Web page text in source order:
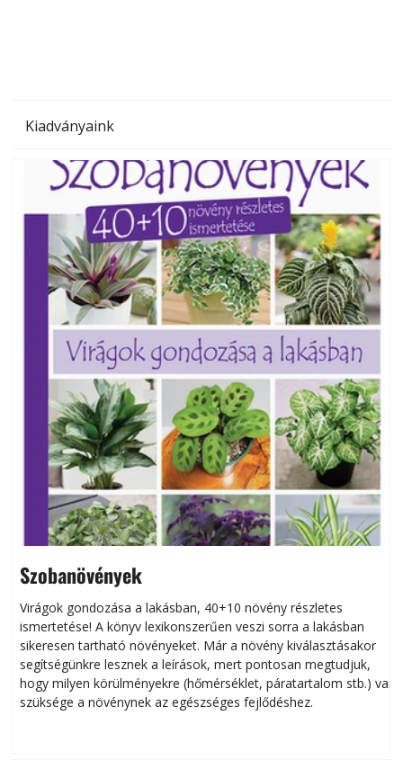
Kiadványaink
Szobanövények
Virágok gondozása a lakásban, 40+10 növény részletes
ismertetése! A könyv lexikonszerűen veszi sorra a lakásban
sikeresen tart­ha­tó növényeket. Már a növény kiválasztásakor
segítségünkre lesznek a leírások, mert pontosan megtudjuk,
hogy milyen körülményekre (hőmérséklet, páratartalom stb.) van
szüksége a növénynek az egészséges fejlődéshez.